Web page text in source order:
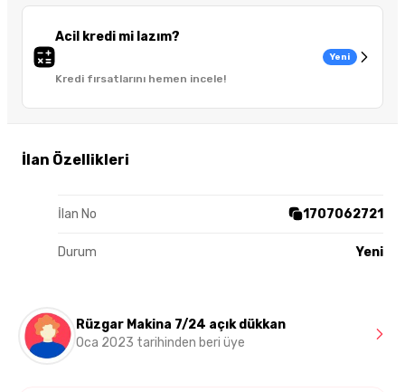
Acil kredi mi lazım?
Kredi fırsatlarını hemen incele!
Yeni
İlan Özellikleri
İlan No 1707062721
Durum Yeni
Rüzgar Makina 7/24 açık dükkan
Oca 2023 tarihinden beri üye